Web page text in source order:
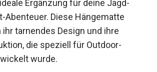
Ergänzung für deine Jagd-
Abenteuer. Diese Hängematte
tarnendes Design und ihre
die speziell für Outdoor-
wurde.